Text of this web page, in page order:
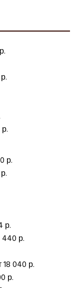
р.
р.
440 р.
18 040 р.
р.